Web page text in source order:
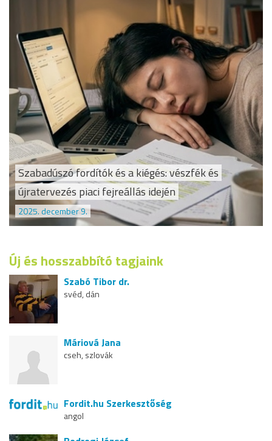
Szabadúszó fordítók és a kiégés: vészfék és
újratervezés piaci fejreállás idején
2025. december 9.
Új és hosszabbító tagjaink
Szabó Tibor dr.
svéd, dán
Máriová Jana
cseh, szlovák
Fordit.hu Szerkesztőség
angol